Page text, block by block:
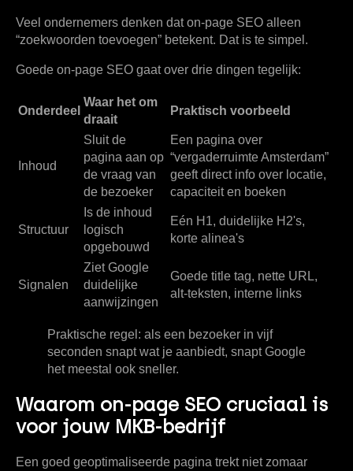
Veel ondernemers denken dat on-page SEO alleen
“zoekwoorden toevoegen” betekent. Dat is te simpel.
Goede on-page SEO gaat over drie dingen tegelijk:
Onderdeel
Waar het om
draait
Praktisch voorbeeld
Inhoud
Sluit de
pagina aan op
de vraag van
de bezoeker
Een pagina over
“vergaderruimte Amsterdam”
geeft direct info over locatie,
capaciteit en boeken
Structuur
Is de inhoud
logisch
opgebouwd
Eén H1, duidelijke H2's,
korte alinea's
Signalen
Ziet Google
duidelijke
aanwijzingen
Goede title tag, nette URL,
alt-teksten, interne links
Praktische regel: als een bezoeker in vijf
seconden snapt wat je aanbiedt, snapt Google
het meestal ook sneller.
Waarom on-page SEO cruciaal is
voor jouw MKB-bedrijf
Een goed geoptimaliseerde pagina trekt niet zomaar